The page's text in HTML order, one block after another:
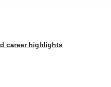
career highlights